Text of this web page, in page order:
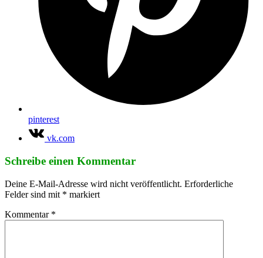
pinterest
vk.com
Schreibe einen Kommentar
Deine E-Mail-Adresse wird nicht veröffentlicht. Erforderliche
Felder sind mit * markiert
Kommentar *